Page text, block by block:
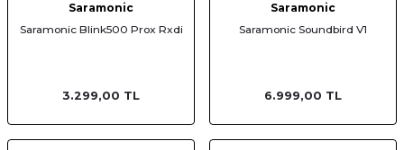
Saramonic
Saramonic Blink500 Prox Rxdi
3.299,00 TL
Saramonic
Saramonic Soundbird V1
6.999,00 TL